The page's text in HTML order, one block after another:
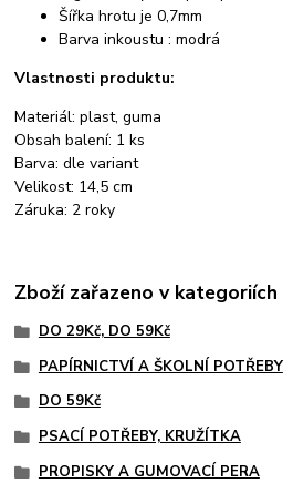
Šířka hrotu je 0,7mm
Barva inkoustu : modrá
Vlastnosti produktu:
Materiál: plast, guma
Obsah balení: 1 ks
Barva: dle variant
Velikost: 14,5 cm
Záruka: 2 roky
Zboží zařazeno v kategoriích
DO 29Kč, DO 59Kč
PAPÍRNICTVÍ A ŠKOLNÍ POTŘEBY
DO 59Kč
PSACÍ POTŘEBY, KRUŽÍTKA
PROPISKY A GUMOVACÍ PERA